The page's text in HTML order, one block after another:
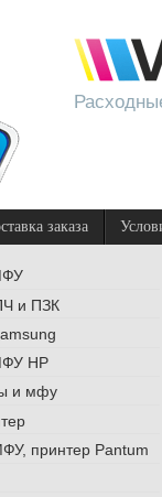
заказа
и ПЗК
HP
и мфу
принтер Pantum